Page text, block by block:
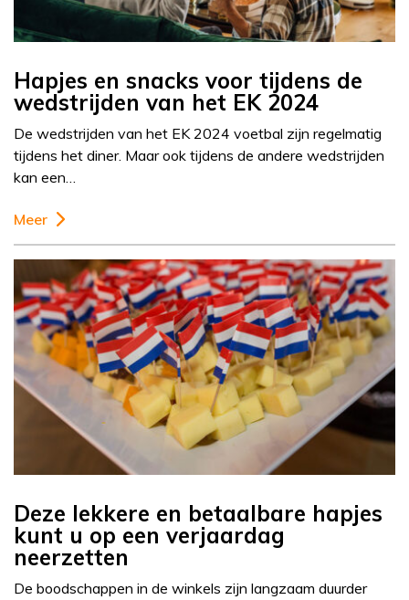
Hapjes en snacks voor tijdens de
wedstrijden van het EK 2024
De wedstrijden van het EK 2024 voetbal zijn regelmatig
tijdens het diner. Maar ook tijdens de andere wedstrijden
kan een…
Meer
Deze lekkere en betaalbare hapjes
kunt u op een verjaardag
neerzetten
De boodschappen in de winkels zijn langzaam duurder